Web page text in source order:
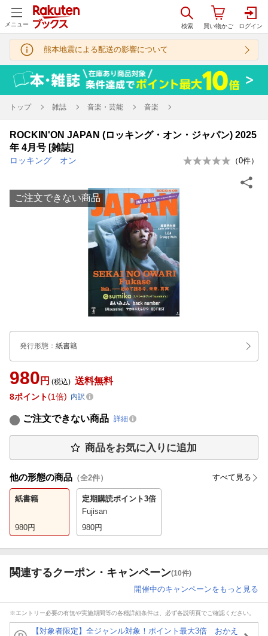
メニュー
熊本地震による配送の影響について
トップ 雑誌 音楽・芸能 音楽
ROCKIN'ON JAPAN (ロッキング・オン・ジャパン) 2025
年 4月号 [雑誌]
ロッキング オン （0件）
ご注文できない商品
発行形態 ： 紙書籍
980 円 (税込) 送料無料
8ポイント 1倍 内訳
ご注文できない商品 詳細
商品をお気に入りに追加
他の形態の商品 （全2件） すべて見る
紙書籍
980円
定期購読ポイント3倍
Fujisan
980円
関連するクーポン・キャンペーン(10件)
開催中のキャンペーンをもっと見る
※エントリー必要の有無や実施期間等の各種詳細条件は、必ず各説明頁でご確認ください。
【対象者限定】全ジャンル対象！ポイント最大3倍 おかえ